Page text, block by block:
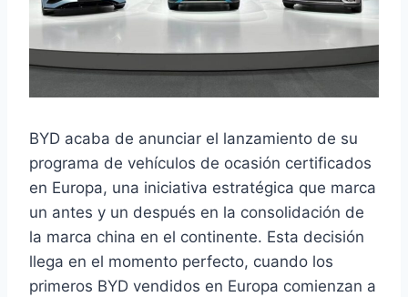
BYD acaba de anunciar el lanzamiento de su
programa de vehículos de ocasión certificados
en Europa, una iniciativa estratégica que marca
un antes y un después en la consolidación de
la marca china en el continente. Esta decisión
llega en el momento perfecto, cuando los
primeros BYD vendidos en Europa comienzan a